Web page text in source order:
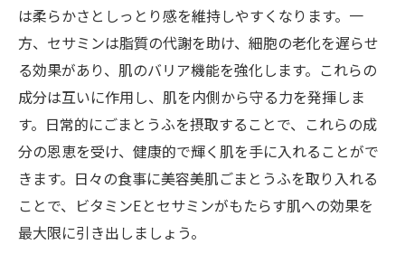
は柔らかさとしっとり感を維持しやすくなります。一
方、セサミンは脂質の代謝を助け、細胞の老化を遅らせ
る効果があり、肌のバリア機能を強化します。これらの
成分は互いに作用し、肌を内側から守る力を発揮しま
す。日常的にごまとうふを摂取することで、これらの成
分の恩恵を受け、健康的で輝く肌を手に入れることがで
きます。日々の食事に美容美肌ごまとうふを取り入れる
ことで、ビタミンEとセサミンがもたらす肌への効果を
最大限に引き出しましょう。